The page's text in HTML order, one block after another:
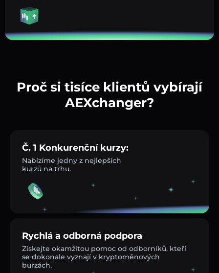
Proč si tisíce klientů vybírají
AEXchanger?
Č. 1 Konkurenční kurzy:
Nabízíme jedny z nejlepších
kurzů na trhu.
Rychlá a odborná podpora
Získejte okamžitou pomoc od odborníků, kteří
se dokonale vyznají v kryptoměnových
burzách.